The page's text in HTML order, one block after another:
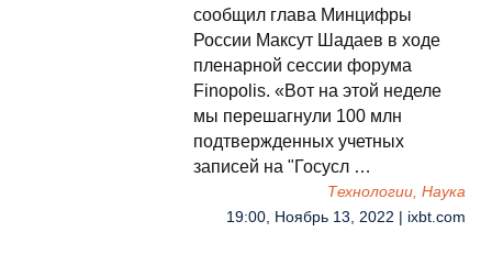
сообщил глава Минцифры
России Максут Шадаев в ходе
пленарной сессии форума
Finopolis. «Вот на этой неделе
мы перешагнули 100 млн
подтвержденных учетных
записей на "Госусл …
Технологии, Наука
19:00, Ноябрь 13, 2022 | ixbt.com